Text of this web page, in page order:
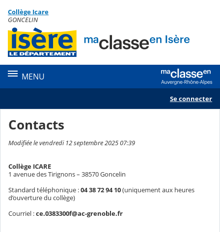
Contenu
Collège Icare
GONCELIN
MENU
Se connecter
Contacts
Modifiée le vendredi 12 septembre 2025 07:39
Collège ICARE
1 avenue des Tirignons – 38570 Goncelin
Standard téléphonique :04 38 72 94 10(uniquement aux heures
d’ouverture du collège)
Courriel :ce.0383300f@ac-grenoble.fr